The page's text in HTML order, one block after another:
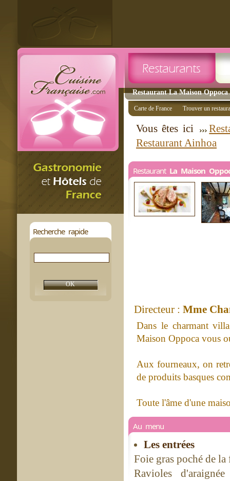
Restaurant La Maison
Recherche rapide
Carte de France Trouver un
Vous êtes ici
Restaurant Ainhoa
Restaurant La Maison
Directeur : Mme
Dans le charmant
Maison Oppoca vous
Aux fourneaux, on
de produits basques
Toute l'âme d'une
Au menu
Les entrées
Foie gras poché de
Ravioles